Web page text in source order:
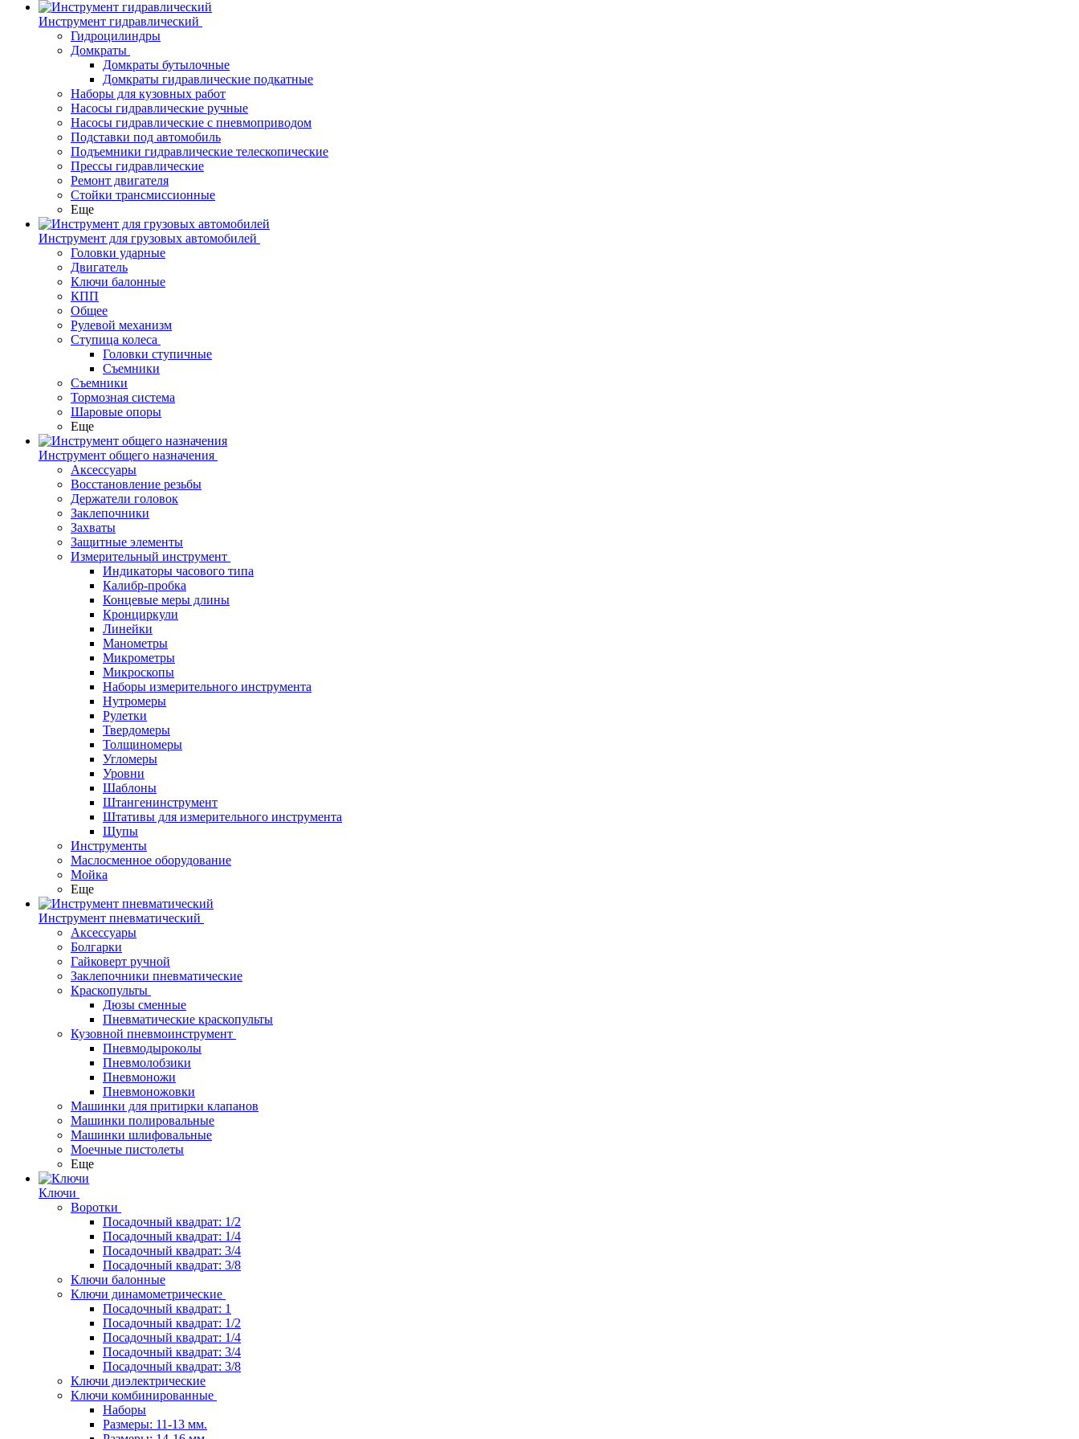
Инструмент гидравлический
Гидроцилиндры
Домкраты
Домкраты бутылочные
Домкраты гидравлические подкатные
Наборы для кузовных работ
Насосы гидравлические ручные
Насосы гидравлические с пневмоприводом
Подставки под автомобиль
Подъемники гидравлические телескопические
Прессы гидравлические
Ремонт двигателя
Стойки трансмиссионные
Еще
Инструмент для грузовых автомобилей
Головки ударные
Двигатель
Ключи балонные
КПП
Общее
Рулевой механизм
Ступица колеса
Головки ступичные
Съемники
Съемники
Тормозная система
Шаровые опоры
Еще
Инструмент общего назначения
Аксессуары
Восстановление резьбы
Держатели головок
Заклепочники
Захваты
Защитные элементы
Измерительный инструмент
Индикаторы часового типа
Калибр-пробка
Концевые меры длины
Кронциркули
Линейки
Манометры
Микрометры
Микроскопы
Наборы измерительного инструмента
Нутромеры
Рулетки
Твердомеры
Толщиномеры
Угломеры
Уровни
Шаблоны
Штангенинструмент
Штативы для измерительного инструмента
Щупы
Инструменты
Маслосменное оборудование
Мойка
Еще
Инструмент пневматический
Аксессуары
Болгарки
Гайковерт ручной
Заклепочники пневматические
Краскопульты
Дюзы сменные
Пневматические краскопульты
Кузовной пневмоинструмент
Пневмодыроколы
Пневмолобзики
Пневмоножи
Пневмоножовки
Машинки для притирки клапанов
Машинки полировальные
Машинки шлифовальные
Моечные пистолеты
Еще
Ключи
Воротки
Посадочный квадрат: 1/2
Посадочный квадрат: 1/4
Посадочный квадрат: 3/4
Посадочный квадрат: 3/8
Ключи балонные
Ключи динамометрические
Посадочный квадрат: 1
Посадочный квадрат: 1/2
Посадочный квадрат: 1/4
Посадочный квадрат: 3/4
Посадочный квадрат: 3/8
Ключи диэлектрические
Ключи комбинированные
Наборы
Размеры: 11-13 мм.